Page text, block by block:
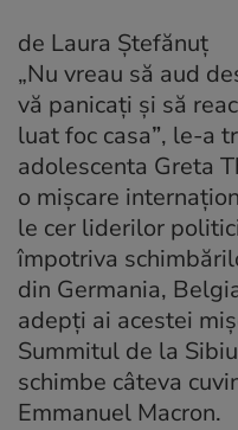
de Laura Ștefănuț
„Nu vreau să aud
vă panicați și să
luat foc casa”, le-a
adolescenta Greta
o mișcare
le cer liderilor
împotriva
din Germania,
adepți ai acestei
Summitul de la
schimbe câteva
Emmanuel Macron.